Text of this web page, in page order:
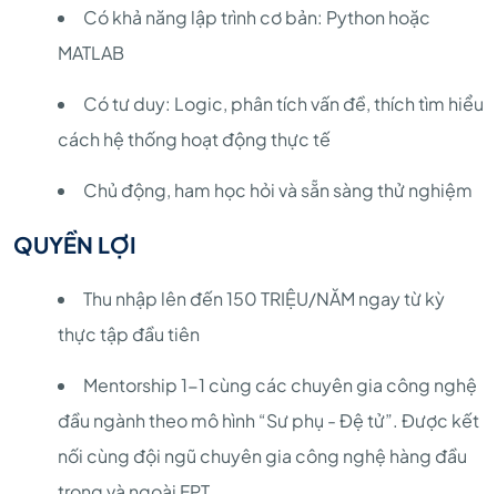
Có khả năng lập trình cơ bản: Python hoặc
MATLAB
Có tư duy: Logic, phân tích vấn đề, thích tìm hiểu
cách hệ thống hoạt động thực tế
Chủ động, ham học hỏi và sẵn sàng thử nghiệm
QUYỀN LỢI
Thu nhập lên đến 150 TRIỆU/NĂM ngay từ kỳ
thực tập đầu tiên
Mentorship 1-1 cùng các chuyên gia công nghệ
đầu ngành theo mô hình “Sư phụ - Đệ tử”. Được kết
nối cùng đội ngũ chuyên gia công nghệ hàng đầu